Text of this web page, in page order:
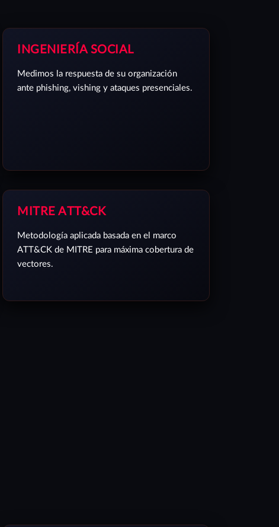
INGENIERÍA SOCIAL
Medimos la respuesta de su organización
ante phishing, vishing y ataques presenciales.
MITRE ATT&CK
Metodología aplicada basada en el marco
ATT&CK de MITRE para máxima cobertura de
vectores.